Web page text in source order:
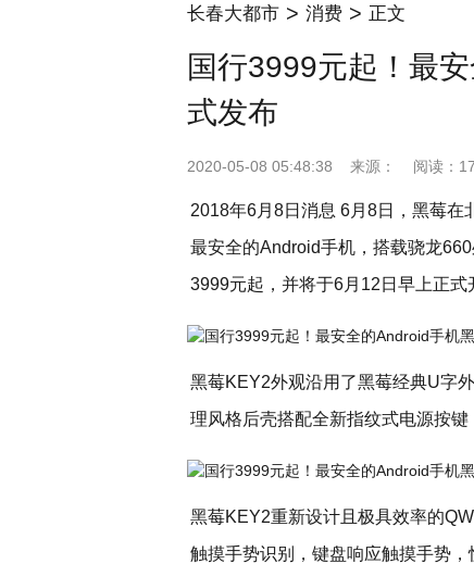
长春大都市 > 消费 > 正文
国行3999元起！最
式发布
2020-05-08 05:48:38 来源： 阅读：
2018年6月8日消息 6月8日，黑莓
最安全的Android手机，搭载骁龙
3999元起，并将于6月12日早上正式
黑莓KEY2外观沿用了黑莓经典U字
理风格后壳搭配全新指纹式电源按键
黑莓KEY2重新设计且极具效率的
触摸手势识别，键盘响应触摸手势